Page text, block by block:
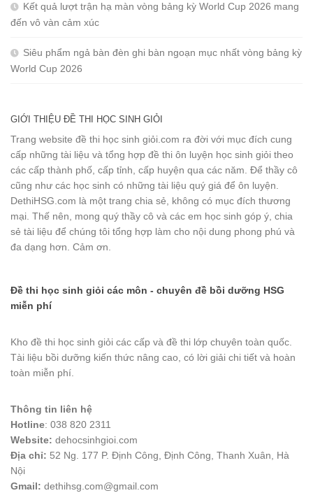
Kết quả lượt trận hạ màn vòng bảng kỳ World Cup 2026 mang
đến vô vàn cảm xúc
Siêu phẩm ngả bàn đèn ghi bàn ngoạn mục nhất vòng bảng kỳ
World Cup 2026
GIỚI THIỆU ĐỀ THI HỌC SINH GIỎI
Trang website đề thi học sinh giỏi.com ra đời với mục đích cung
cấp những tài liệu và tổng hợp đề thi ôn luyện học sinh giỏi theo
các cấp thành phố, cấp tỉnh, cấp huyện qua các năm. Để thầy cô
cũng như các học sinh có những tài liệu quý giá để ôn luyện.
DethiHSG.com là một trang chia sẻ, không có mục đích thương
mại. Thế nên, mong quý thầy cô và các em học sinh góp ý, chia
sẻ tài liệu để chúng tôi tổng hợp làm cho nội dung phong phú và
đa dạng hơn. Cảm ơn.
Đề thi học sinh giỏi các môn - chuyên đề bồi dưỡng HSG
miễn phí
Kho đề thi học sinh giỏi các cấp và đề thi lớp chuyên toàn quốc.
Tài liệu bồi dưỡng kiến thức nâng cao, có lời giải chi tiết và hoàn
toàn miễn phí.
Thông tin liên hệ
Hotline: 038 820 2311
Website: dehocsinhgioi.com
Địa chỉ: 52 Ng. 177 P. Định Công, Định Công, Thanh Xuân, Hà
Nội
Gmail: dethihsg.com@gmail.com